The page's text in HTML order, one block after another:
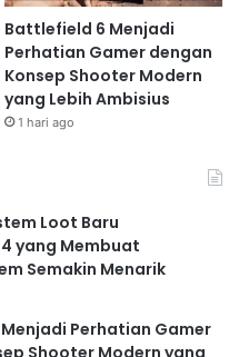
Battlefield 6 Menjadi
Perhatian Gamer dengan
Konsep Shooter Modern
yang Lebih Ambisius
1 hari ago
Loot Baru
yang Membuat
Semakin Menarik
Perhatian Gamer